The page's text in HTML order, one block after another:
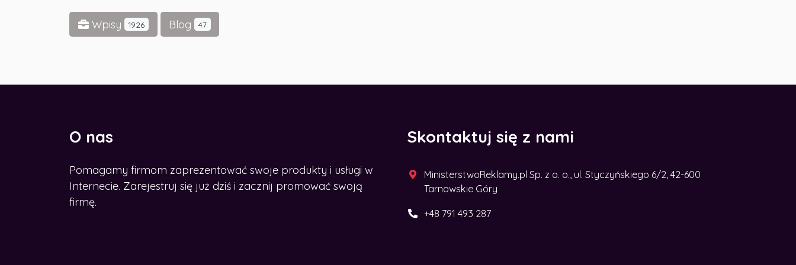
Wpisy 1926 Blog 47
O nas
Pomagamy firmom zaprezentować swoje produkty i usługi w
Internecie. Zarejestruj się już dziś i zacznij promować swoją
firmę.
Skontaktuj się z nami
MinisterstwoReklamy.pl Sp. z o. o., ul. Styczyńskiego 6/2, 42-600
Tarnowskie Góry
+48 791 493 287
CHCESZ ROZWINĄĆ BIZNES W
SIECI?
Zdobądź nasz e-book